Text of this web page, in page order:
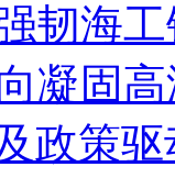
韧海
凝固
政策